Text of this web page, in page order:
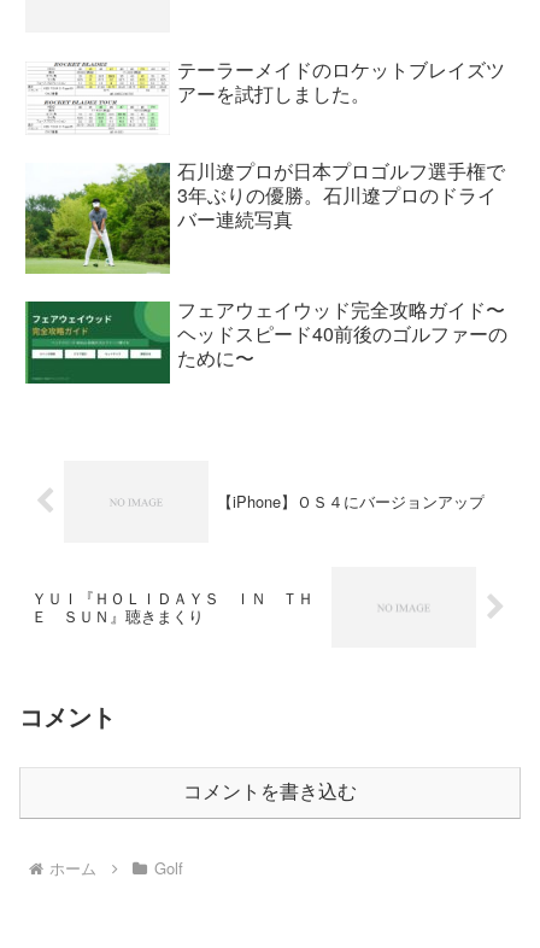
テーラーメイドのロケットブレイズツ
アーを試打しました。
石川遼プロが日本プロゴルフ選手権で
3年ぶりの優勝。石川遼プロのドライ
バー連続写真
フェアウェイウッド完全攻略ガイド〜
ヘッドスピード40前後のゴルファーの
ために〜
【iPhone】ＯＳ４にバージョンアップ
ＹＵＩ『ＨＯＬＩＤＡＹＳ ＩＮ ＴＨ
Ｅ ＳＵＮ』聴きまくり
コメント
コメントを書き込む
ホーム Golf